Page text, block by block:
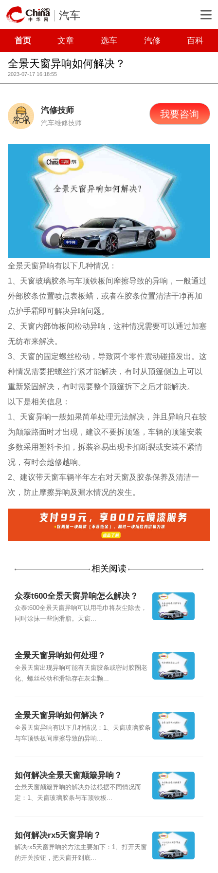
汽车
首页 文章 选车 汽修 百科
全景天窗异响如何解决？
2023-07-17 16:18:55
汽修技师
汽车维修技师
我要咨询
全景天窗异响有以下几种情况：
1、天窗玻璃胶条与车顶铁板间摩擦导致的异响，一般通过
外部胶条位置喷点表板蜡，或者在胶条位置清洁干净再加
点护手霜即可解决异响问题。
2、天窗内部饰板间松动异响，这种情况需要可以通过加塞
无纺布来解决。
3、天窗的固定螺丝松动，导致两个零件震动碰撞发出。这
种情况需要把螺丝拧紧才能解决，有时从顶篷侧边上可以
重新紧固解决，有时需要整个顶篷拆下之后才能解决。
以下是相关信息：
1、天窗异响一般如果简单处理无法解决，并且异响只在较
为颠簸路面时才出现，建议不要拆顶篷，车辆的顶篷安装
多数采用塑料卡扣，拆装容易出现卡扣断裂或安装不紧情
况，有时会越修越响。
2、建议带天窗车辆半年左右对天窗及胶条保养及清洁一
次，防止摩擦异响及漏水情况的发生。
相关阅读
众泰t600全景天窗异响怎么解决？
众泰t600全景天窗异响可以用毛巾将灰尘除去，
同时涂抹一些润滑脂。天窗...
全景天窗异响如何处理？
全景天窗出现异响可能有天窗胶条或密封胶圈老
化、螺丝松动和滑轨存在灰尘颗...
全景天窗异响如何解决？
全景天窗异响有以下几种情况：1、天窗玻璃胶条
与车顶铁板间摩擦导致的异响...
如何解决全景天窗颠簸异响？
全景天窗颠簸异响的解决办法根据不同情况而
定：1、天窗玻璃胶条与车顶铁板...
如何解决rx5天窗异响？
解决rx5天窗异响的方法主要如下：1、打开天窗
的开关按钮，把天窗开到底...